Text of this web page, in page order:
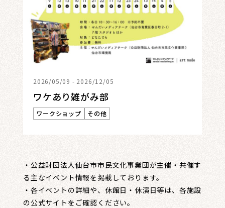
2026/05/09 - 2026/12/05
ワケあり雑がみ部
ワークショップ その他
・公益財団法人仙台市市民文化事業団が主催・共催す
る主なイベント情報を掲載しております。
・各イベントの詳細や、休館日・休演日等は、各施設
の公式サイトをご確認ください。